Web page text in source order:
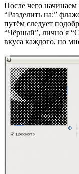
После чего начинаем
“Разделить на:”
путём следует
“Чёрный”, лично я
вкуса каждого, но